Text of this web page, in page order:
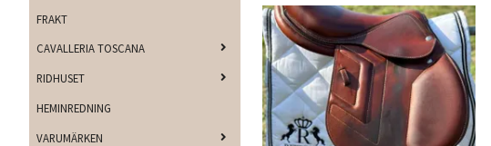
FRAKT
CAVALLERIA TOSCANA
RIDHUSET
HEMINREDNING
VARUMÄRKEN